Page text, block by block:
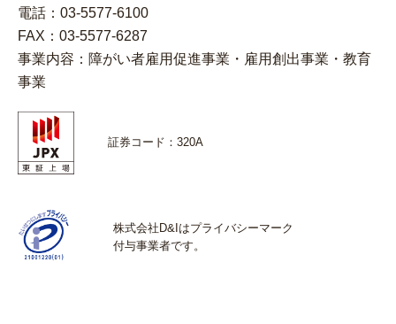
電話：03-5577-6100
FAX：03-5577-6287
事業内容：障がい者雇用促進事業・雇用創出事業・教育
事業
証券コード：320A
株式会社D&Iはプライバシーマーク
付与事業者です。